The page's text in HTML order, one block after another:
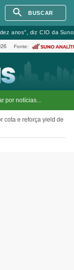
BUSCAR
anos”, diz CIO da
Fonte:
cota e reforça yield de